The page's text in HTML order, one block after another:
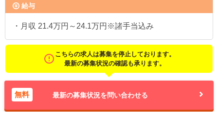
給与
・月収 21.4万円～24.1万円※諸手当込み
こちらの求人は募集を停止しております。
最新の募集状況の確認も承ります。
無料 最新の募集状況を問い合わせる